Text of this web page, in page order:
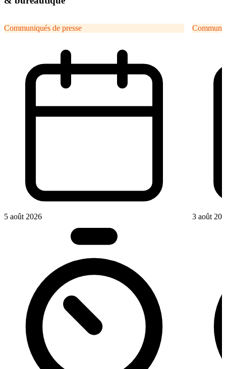
Communiqués de presse
5 août 2026 3 août